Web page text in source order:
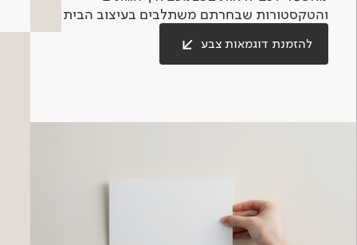
והטקסטורות שבחרתם משתלבים בעיצוב הבית.
להזמנת דוגמאות צבע